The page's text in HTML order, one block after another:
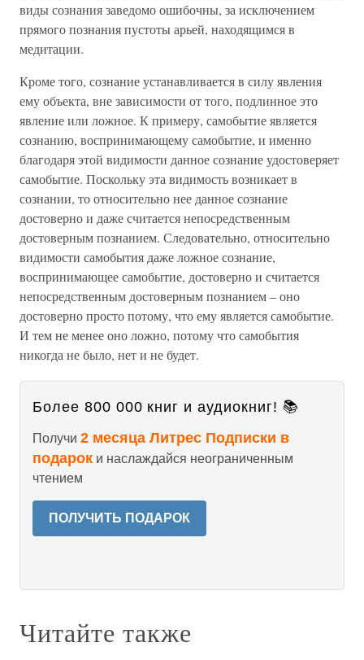
виды сознания заведомо ошибочны, за исключением
прямого познания пустоты арьей, находящимся в
медитации.
Кроме того, сознание устанавливается в силу явления
ему объекта, вне зависимости от того, подлинное это
явление или ложное. К примеру, самобытие является
сознанию, воспринимающему самобытие, и именно
благодаря этой видимости данное сознание удостоверяет
самобытие. Поскольку эта видимость возникает в
сознании, то относительно нее данное сознание
достоверно и даже считается непосредственным
достоверным познанием. Следовательно, относительно
видимости самобытия даже ложное сознание,
воспринимающее самобытие, достоверно и считается
непосредственным достоверным познанием – оно
достоверно просто потому, что ему является самобытие.
И тем не менее оно ложно, потому что самобытия
никогда не было, нет и не будет.
Более 800 000 книг и аудиокниг! 📚
Получи 2 месяца Литрес Подписки в
подарок и наслаждайся неограниченным
чтением
ПОЛУЧИТЬ ПОДАРОК
Читайте также